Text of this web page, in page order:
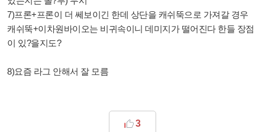
7)프론+프론이 더 쎄보이긴 한데 상단을 캐쉬뚝으로 가져갈 경우
캐쉬뚝+이차원바이오는 비귀속이니 데미지가 떨어진다 한들 장점
이 있?을지도?
8)요즘 라그 안해서 잘 모름
3